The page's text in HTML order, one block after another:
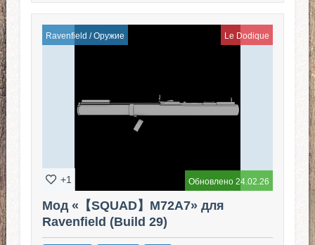
Ravenfield /Оружие Le Dodique
Обновлено 24.02.26
+1
Мод «【SQUAD】M72A7» для
Ravenfield (Build 29)